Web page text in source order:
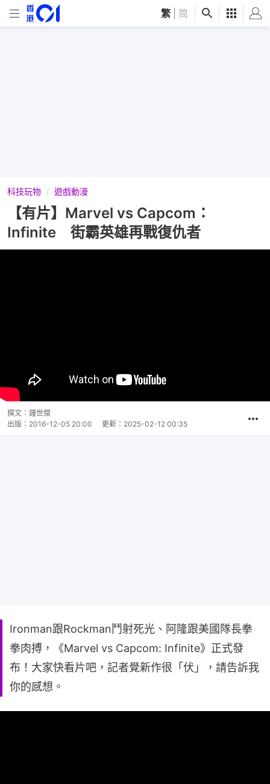
繁 简
科技玩物 遊戲動漫
【有片】Marvel vs Capcom：
Infinite 街霸英雄再戰復仇者
撰文： 鍾世傑
出版： 2016-12-05 20:00 更新： 2025-02-12 00:35
Ironman跟Rockman鬥射死光、阿隆跟美國隊長拳
拳肉搏，《Marvel vs Capcom: Infinite》正式發
布！大家快看片吧，記者覺新作很「伏」，請告訴我
你的感想。